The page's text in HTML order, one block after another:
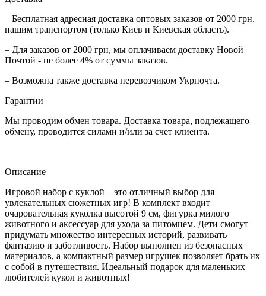
– Бесплатная адресная доставка оптовых заказов от 2000 грн.
нашим транспортом (только Киев и Киевская область).
– Для заказов от 2000 грн, мы оплачиваем доставку Новой
Почтой - не более 4% от суммы заказов.
– Возможна также доставка перевозчиком Укрпочта.
Гарантии
Мы проводим обмен товара. Доставка товара, подлежащего
обмену, проводится силами и/или за счет клиента.
Описание
Игровой набор с куклой – это отличный выбор для
увлекательных сюжетных игр! В комплект входит
очаровательная куколка высотой 9 см, фигурка милого
животного и аксессуар для ухода за питомцем. Дети смогут
придумать множество интересных историй, развивать
фантазию и заботливость. Набор выполнен из безопасных
материалов, а компактный размер игрушек позволяет брать их
с собой в путешествия. Идеальный подарок для маленьких
любителей кукол и животных!